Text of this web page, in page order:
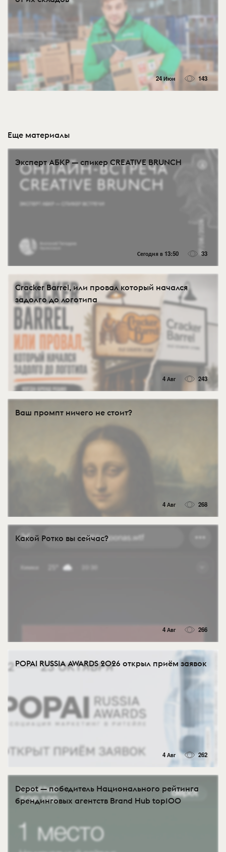
24 Июн 143
Еще материалы
Эксперт АБКР — спикер CREATIVE BRUNCH
Сегодня в 13:50 33
Cracker Barrel, или провал который начался
задолго до логотипа
4 Авг 243
Ваш промпт ничего не стоит?
4 Авг 268
Какой Ротко вы сейчас?
4 Авг 266
POPAI RUSSIA AWARDS 2026 открыл приём заявок
4 Авг 262
Depot — победитель Национального рейтинга
брендинговых агентств Brand Hub top100